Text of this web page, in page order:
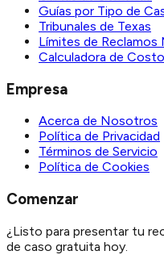
Guías por Tipo de
Tribunales de Texas
Límites de Reclamos
Calculadora de
Empresa
Acerca de Nosotros
Política de Privacidad
Términos de Servicio
Política de Cookies
Comenzar
¿Listo para presentar tu
de caso gratuita hoy.